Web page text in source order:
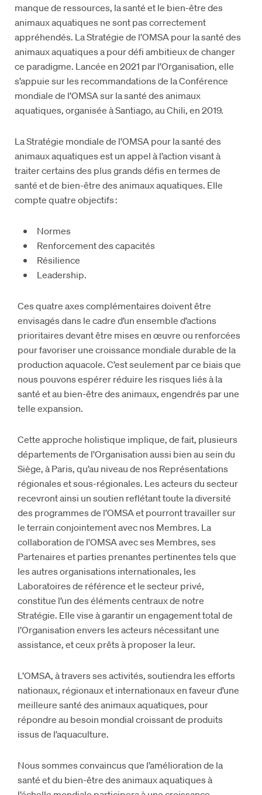
manque de ressources, la santé et le bien-être des
animaux aquatiques ne sont pas correctement
appréhendés. La Stratégie de l’OMSA pour la santé des
animaux aquatiques a pour défi ambitieux de changer
ce paradigme. Lancée en 2021 par l’Organisation, elle
s’appuie sur les recommandations de la Conférence
mondiale de l’OMSA sur la santé des animaux
aquatiques, organisée à Santiago, au Chili, en 2019.
La Stratégie mondiale de l’OMSA pour la santé des
animaux aquatiques est un appel à l’action visant à
traiter certains des plus grands défis en termes de
santé et de bien-être des animaux aquatiques. Elle
compte quatre objectifs :
Normes
Renforcement des capacités
Résilience
Leadership.
Ces quatre axes complémentaires doivent être
envisagés dans le cadre d’un ensemble d’actions
prioritaires devant être mises en œuvre ou renforcées
pour favoriser une croissance mondiale durable de la
production aquacole. C’est seulement par ce biais que
nous pouvons espérer réduire les risques liés à la
santé et au bien-être des animaux, engendrés par une
telle expansion.
Cette approche holistique implique, de fait, plusieurs
départements de l’Organisation aussi bien au sein du
Siège, à Paris, qu’au niveau de nos Représentations
régionales et sous-régionales. Les acteurs du secteur
recevront ainsi un soutien reflétant toute la diversité
des programmes de l’OMSA et pourront travailler sur
le terrain conjointement avec nos Membres. La
collaboration de l’OMSA avec ses Membres, ses
Partenaires et parties prenantes pertinentes tels que
les autres organisations internationales, les
Laboratoires de référence et le secteur privé,
constitue l’un des éléments centraux de notre
Stratégie. Elle vise à garantir un engagement total de
l’Organisation envers les acteurs nécessitant une
assistance, et ceux prêts à proposer la leur.
L’OMSA, à travers ses activités, soutiendra les efforts
nationaux, régionaux et internationaux en faveur d’une
meilleure santé des animaux aquatiques, pour
répondre au besoin mondial croissant de produits
issus de l’aquaculture.
Nous sommes convaincus que l’amélioration de la
santé et du bien-être des animaux aquatiques à